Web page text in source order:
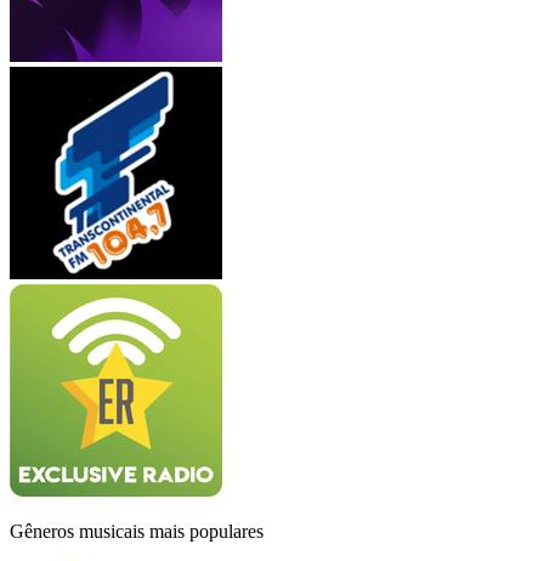
Gêneros musicais mais populares